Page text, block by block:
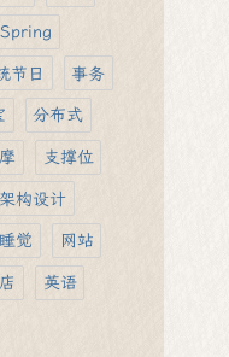
Spring
节日 事务
分布式
支撑位
架构设计
睡觉 网站
英语